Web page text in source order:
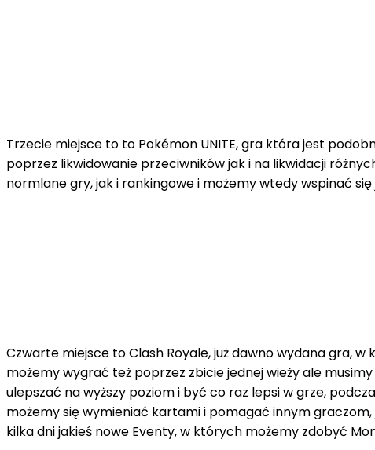
Trzecie miejsce to to Pokémon UNITE, gra która jest
poprzez likwidowanie przeciwników jak i na likwidacji
normlane gry, jak i rankingowe i możemy wtedy wspinać
Czwarte miejsce to Clash Royale, już dawno wydana gra,
możemy wygrać też poprzez zbicie jednej wieży ale
ulepszać na wyższy poziom i być co raz lepsi w grze,
możemy się wymieniać kartami i pomagać innym
kilka dni jakieś nowe Eventy, w których możemy zdobyć